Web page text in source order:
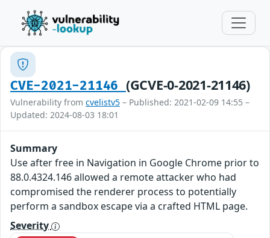
CVE-2021-21146 (GCVE-0-2021-21146)
Vulnerability from cvelistv5 – Published: 2021-02-09 14:55 –
Updated: 2024-08-03 18:01
Summary
Use after free in Navigation in Google Chrome prior to
88.0.4324.146 allowed a remote attacker who had
compromised the renderer process to potentially
perform a sandbox escape via a crafted HTML page.
Severity